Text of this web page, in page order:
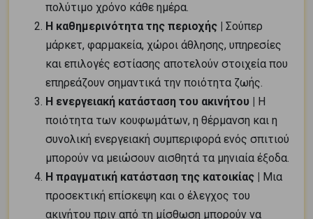
πολύτιμο χρόνο κάθε ημέρα.
Η καθημερινότητα της περιοχής | Σούπερ
μάρκετ, φαρμακεία, χώροι άθλησης, υπηρεσίες
και επιλογές εστίασης αποτελούν στοιχεία που
επηρεάζουν σημαντικά την ποιότητα ζωής.
Η ενεργειακή κατάσταση του ακινήτου | Η
ποιότητα των κουφωμάτων, η θέρμανση και η
συνολική ενεργειακή συμπεριφορά ενός σπιτιού
μπορούν να μειώσουν αισθητά τα μηνιαία έξοδα.
Η πραγματική κατάσταση της κατοικίας | Μια
προσεκτική επίσκεψη και ο έλεγχος του
ακινήτου πριν από τη μίσθωση μπορούν να